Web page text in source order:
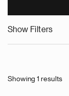
Show Filters
Showing 1 results